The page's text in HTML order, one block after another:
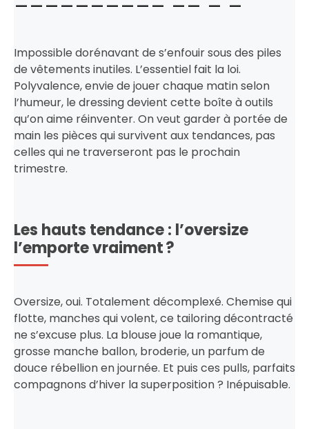
Impossible dorénavant de s’enfouir sous des piles
de vêtements inutiles. L’essentiel fait la loi.
Polyvalence, envie de jouer chaque matin selon
l’humeur, le dressing devient cette boîte à outils
qu’on aime réinventer. On veut garder à portée de
main les pièces qui survivent aux tendances, pas
celles qui ne traverseront pas le prochain
trimestre.
Les hauts tendance : l’oversize
l’emporte vraiment ?
Oversize, oui. Totalement décomplexé. Chemise qui
flotte, manches qui volent, ce tailoring décontracté
ne s’excuse plus. La blouse joue la romantique,
grosse manche ballon, broderie, un parfum de
douce rébellion en journée. Et puis ces pulls, parfaits
compagnons d’hiver la superposition ? Inépuisable.